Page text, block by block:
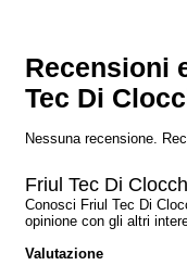
Recensioni
Tec Di
Nessuna recensione.
Friul Tec Di
Conosci Friul Tec Di
opinione con gli altri
Valutazione